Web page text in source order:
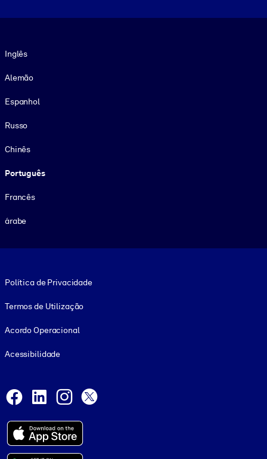
Inglês
Alemão
Espanhol
Russo
Chinês
Português
Francês
árabe
Política de Privacidade
Termos de Utilização
Acordo Operacional
Acessibilidade
Facebook
LinkedInInstagram